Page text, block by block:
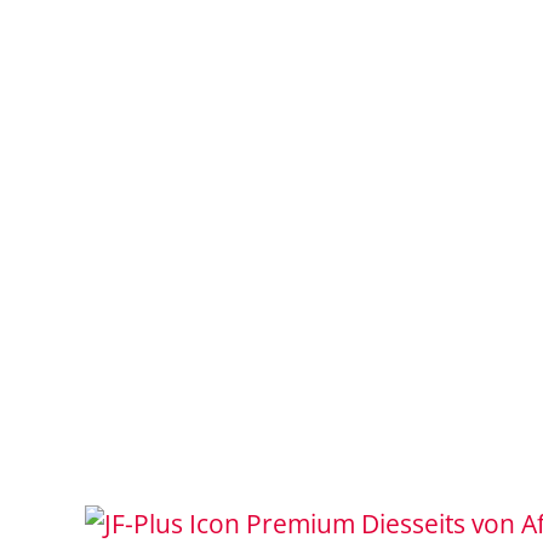
Diesseits von